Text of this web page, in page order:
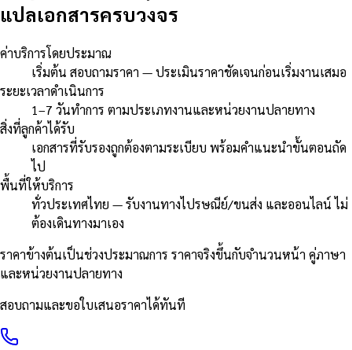
แปลเอกสารครบวงจร
ค่าบริการโดยประมาณ
เริ่มต้น สอบถามราคา — ประเมินราคาชัดเจนก่อนเริ่มงานเสมอ
ระยะเวลาดำเนินการ
1–7 วันทำการ ตามประเภทงานและหน่วยงานปลายทาง
สิ่งที่ลูกค้าได้รับ
เอกสารที่รับรองถูกต้องตามระเบียบ พร้อมคำแนะนำขั้นตอนถัด
ไป
พื้นที่ให้บริการ
ทั่วประเทศไทย — รับงานทางไปรษณีย์/ขนส่ง และออนไลน์ ไม่
ต้องเดินทางมาเอง
ราคาข้างต้นเป็นช่วงประมาณการ ราคาจริงขึ้นกับจำนวนหน้า คู่ภาษา
และหน่วยงานปลายทาง
สอบถามและขอใบเสนอราคาได้ทันที